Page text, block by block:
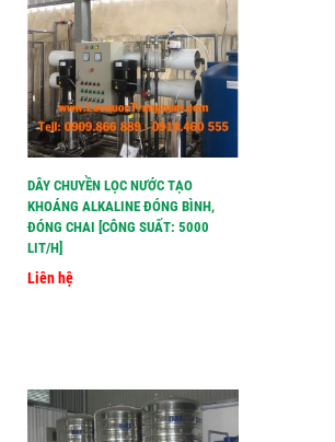
DÂY CHUYỀN LỌC NƯỚC TẠO
KHOÁNG ALKALINE ĐÓNG BÌNH,
ĐÓNG CHAI [CÔNG SUẤT: 5000
LIT/H]
Liên hệ